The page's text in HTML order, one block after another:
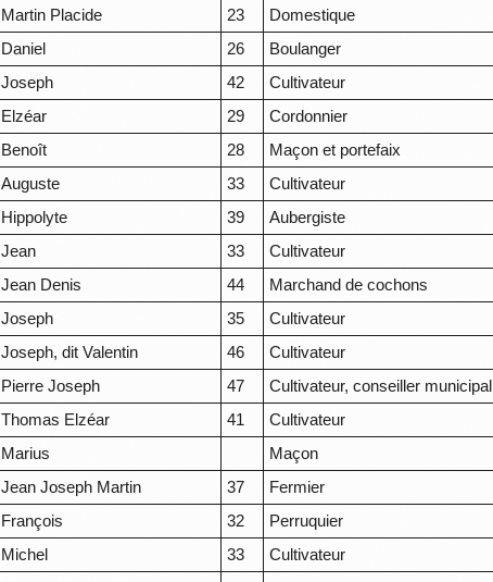
Martin Placide 23 Domestique
Daniel 26 Boulanger
Joseph 42 Cultivateur
Elzéar 29 Cordonnier
Benoît 28 Maçon et portefaix
Auguste 33 Cultivateur
Hippolyte 39 Aubergiste
Jean 33 Cultivateur
Jean Denis 44 Marchand de cochons
Joseph 35 Cultivateur
Joseph, dit Valentin 46 Cultivateur
Pierre Joseph 47 Cultivateur, conseiller municipal
Thomas Elzéar 41 Cultivateur
Marius Maçon
Jean Joseph Martin 37 Fermier
François 32 Perruquier
Michel 33 Cultivateur